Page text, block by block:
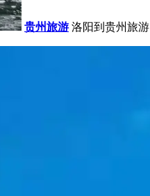
贵州旅游 洛阳到贵州旅游